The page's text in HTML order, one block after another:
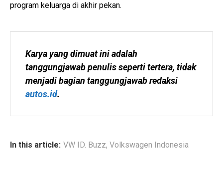
program keluarga di akhir pekan.
Karya yang dimuat ini adalah
tanggungjawab penulis seperti tertera, tidak
autos.id.
In this article: VW ID. Buzz, Volkswagen Indonesia